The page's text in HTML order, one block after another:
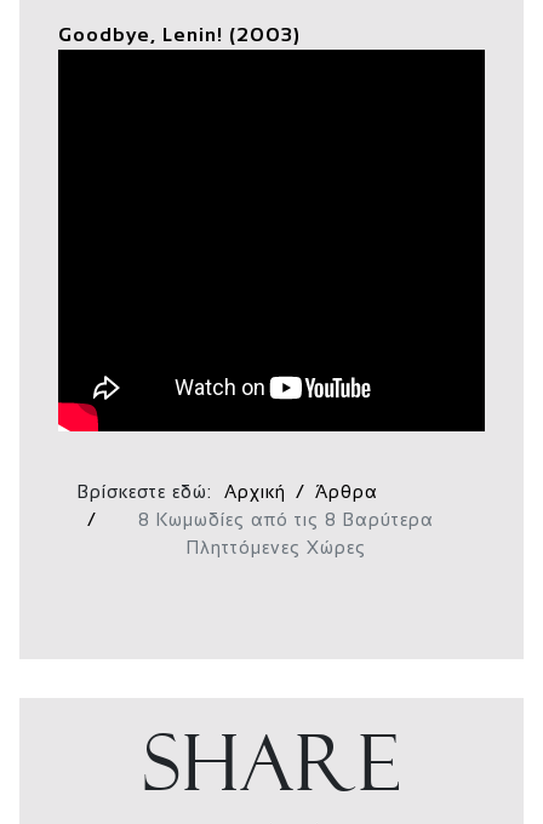
Goodbye, Lenin! (2003)
Βρίσκεστε εδώ: Αρχική
Άρθρα
8 Κωμωδίες από τις 8 Βαρύτερα
Πληττόμενες Χώρες
SHARE